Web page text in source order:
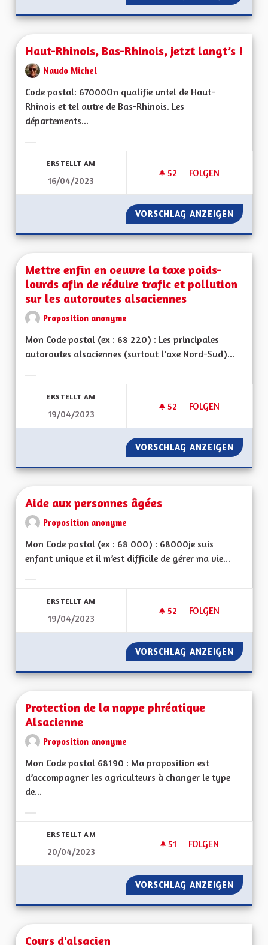
Haut-Rhinois, Bas-Rhinois, jetzt langt’s !
Naudo Michel
Code postal: 67000On qualifie untel de Haut-
Rhinois et tel autre de Bas-Rhinois. Les
départements...
ERSTELLT AM
16/04/2023
52 52 FOLLOWER
FOLGEN
HAUT-RHINOIS,
VORSCHLAG ANZEIGEN HAUT-
Mettre enfin en oeuvre la taxe poids-
lourds afin de réduire trafic et pollution
sur les autoroutes alsaciennes
Proposition anonyme
Mon Code postal (ex : 68 220) : Les principales
autoroutes alsaciennes (surtout l'axe Nord-Sud)...
ERSTELLT AM
19/04/2023
52 52 FOLLOWER
FOLGEN
METTRE ENFIN
VORSCHLAG ANZEIGEN
Aide aux personnes âgées
Proposition anonyme
Mon Code postal (ex : 68 000) : 68000je suis
enfant unique et il m’est difficile de gérer ma vie...
ERSTELLT AM
19/04/2023
52 52 FOLLOWER
FOLGEN
AIDE AUX
VORSCHLAG ANZEIGEN AIDE
Protection de la nappe phréatique
Alsacienne
Proposition anonyme
Mon Code postal 68190 : Ma proposition est
d’accompagner les agriculteurs à changer le type
de...
ERSTELLT AM
20/04/2023
51 51 FOLLOWER
FOLGEN
PROTECTION DE
VORSCHLAG ANZEIGEN
Cours d'alsacien